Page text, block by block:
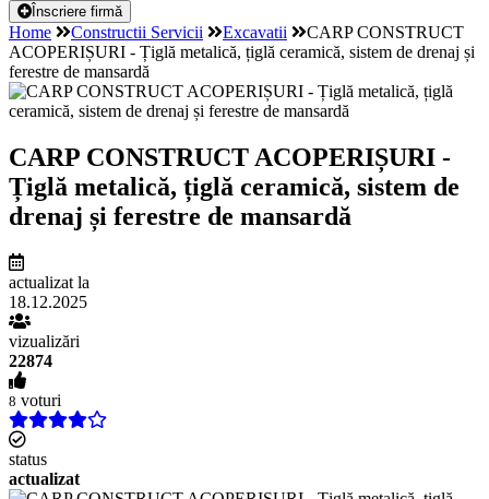
Înscriere firmă
Home Constructii Servicii Excavatii
CARP CONSTRUCT
ACOPERIȘURI - Țiglă metalică, țiglă ceramică, sistem de drenaj și
ferestre de mansardă
CARP CONSTRUCT ACOPERIȘURI -
Țiglă metalică, țiglă ceramică, sistem de
drenaj și ferestre de mansardă
actualizat la
18.12.2025
vizualizări
22874
8 voturi
status
actualizat